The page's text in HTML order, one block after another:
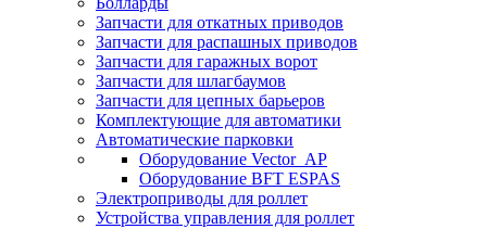
Запчасти для откатных приводов
Запчасти для распашных приводов
Запчасти для гаражных ворот
Запчасти для шлагбаумов
Запчасти для цепных барьеров
Комплектующие для автоматики
Автоматические парковки
Оборудование Vector_AP
Оборудование BFT ESPAS
Электроприводы для роллет
Устройства управления для роллет